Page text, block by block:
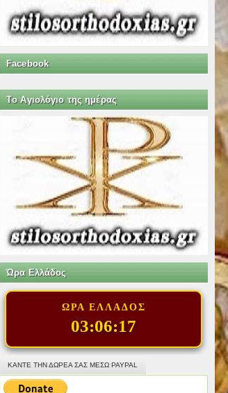
Facebook
Tο Αγιολόγιο της ημέρας
Ώρα Ελλάδος
ΩΡΑ ΕΛΛΑΔΟΣ
03:06:18
ΚΑΝΤΕ ΤΗΝ ΔΩΡΕΑ ΣΑΣ ΜΕΣΩ PAYPAL